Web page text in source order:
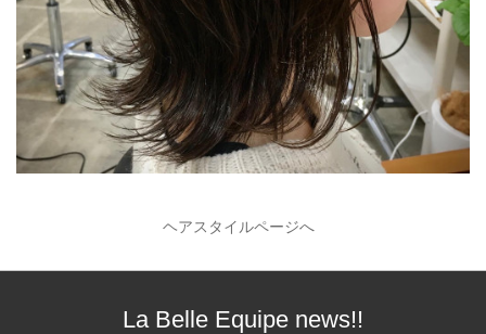
ヘアスタイルページへ
La Belle Equipe news!!